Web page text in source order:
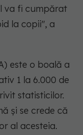
va fi cumpărat
la copii", a
este o boală a
1 la 6.000 de
statisticilor.
și se crede că
al acesteia.